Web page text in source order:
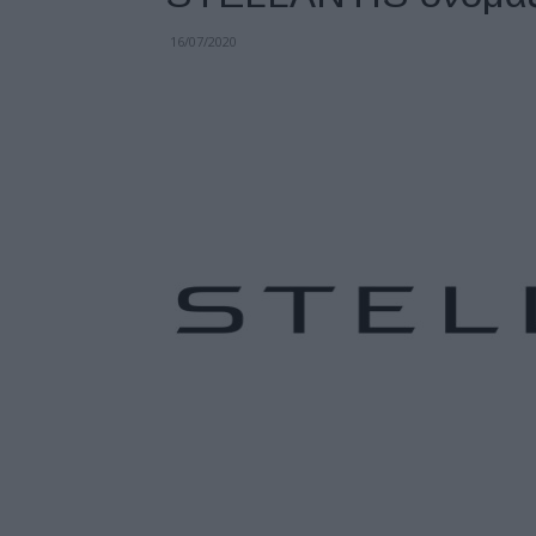
16/07/2020